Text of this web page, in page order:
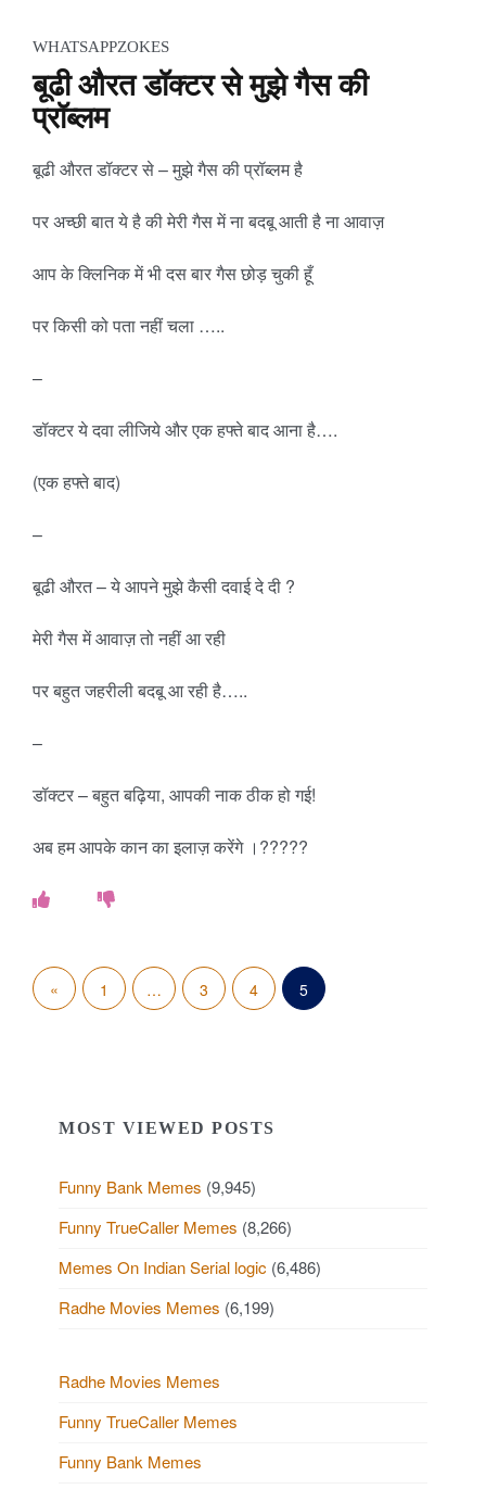
WHATSAPPZOKES
​बूढी औरत डॉक्टर से मुझे गैस की
प्रॉब्लम
बूढी औरत डॉक्टर से – मुझे गैस की प्रॉब्लम है
पर अच्छी बात ये है की मेरी गैस में ना बदबू आती है ना आवाज़
आप के क्लिनिक में भी दस बार गैस छोड़ चुकी हूँ
पर किसी को पता नहीं चला …..
–
डॉक्टर ये दवा लीजिये और एक हफ्ते बाद आना है….
(एक हफ्ते बाद)
–
बूढी औरत – ये आपने मुझे कैसी दवाई दे दी ?
मेरी गैस में आवाज़ तो नहीं आ रही
पर बहुत जहरीली बदबू आ रही है…..
–
डॉक्टर – बहुत बढ़िया, आपकी नाक ठीक हो गई!
अब हम आपके कान का इलाज़ करेंगे ।?????
P«
v
o
s
t
1 … 3 4 5
MOST VIEWED POSTS
Funny Bank Memes (9,945)
Funny TrueCaller Memes (8,266)
Memes On Indian Serial logic (6,486)
Radhe Movies Memes (6,199)
Radhe Movies Memes
Funny TrueCaller Memes
Funny Bank Memes